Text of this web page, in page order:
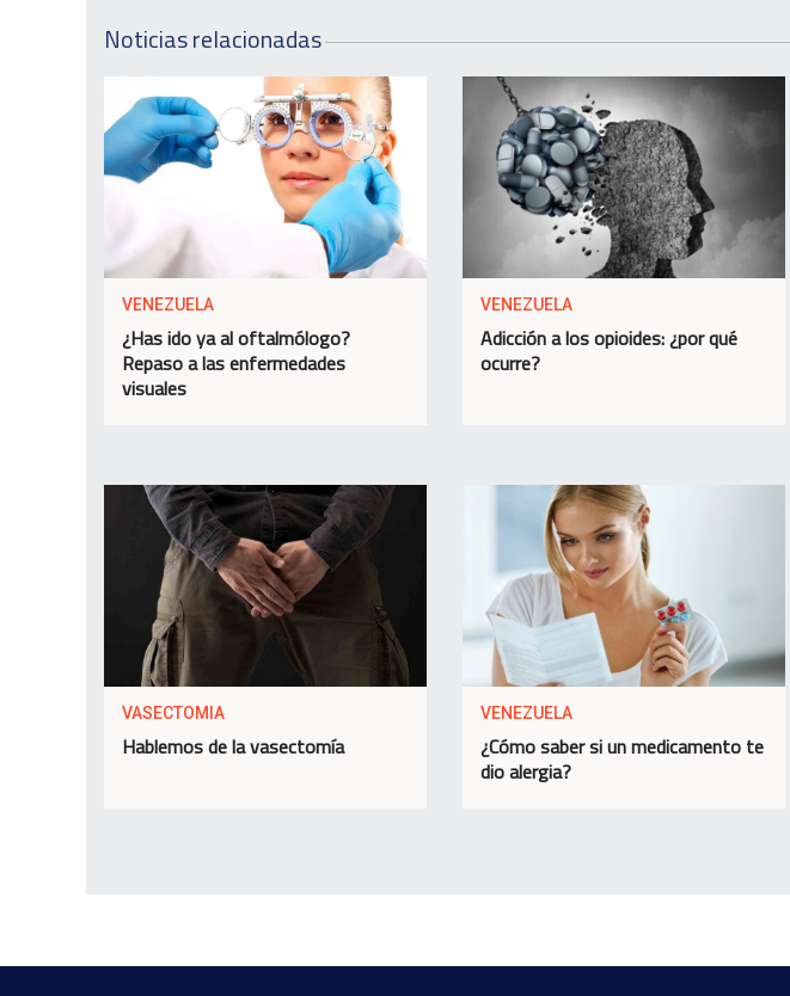
Noticias relacionadas
VENEZUELA
¿Has ido ya al oftalmólogo?
Repaso a las enfermedades
visuales
VENEZUELA
Adicción a los opioides: ¿por qué
ocurre?
VASECTOMIA
Hablemos de la vasectomía
VENEZUELA
¿Cómo saber si un medicamento te
dio alergia?